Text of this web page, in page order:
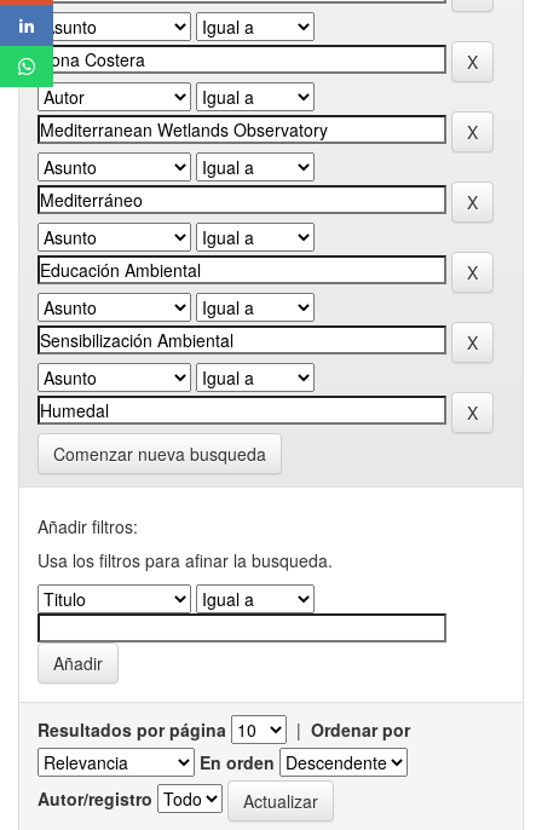
Comenzar nueva busqueda
Añadir filtros:
Usa los filtros para afinar la busqueda.
Resultados por página | Ordenar por
En orden
Autor/registro